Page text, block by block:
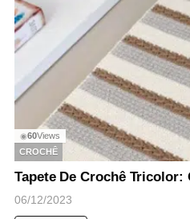
◉60Views
CROCHÊ
Tapete De Crochê Tricolor:
06/12/2023